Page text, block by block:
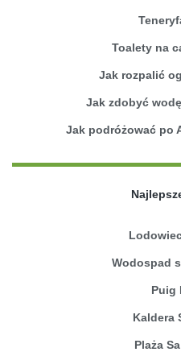
Toalety na
Jak rozpalić
Jak zdobyć
Jak podróżować po
Wodospad
Puig
Kaldera
Plaża